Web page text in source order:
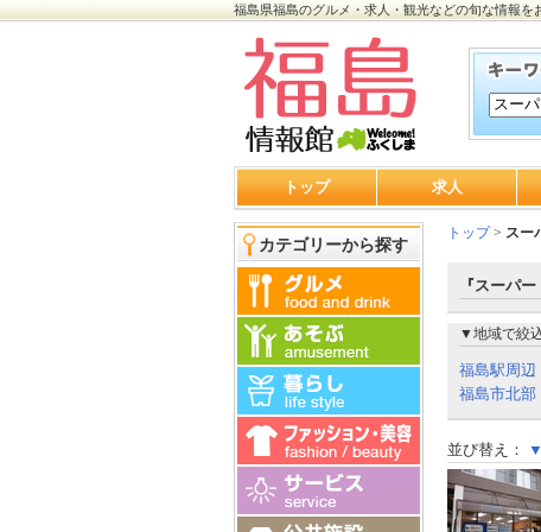
福島県福島のグルメ・求人・観光などの旬な情報を
トップ 求人
カテゴリーから探す
トップ> スー
『スーパ
▼地域で絞
福島駅周辺
福島市北部
並び替え：